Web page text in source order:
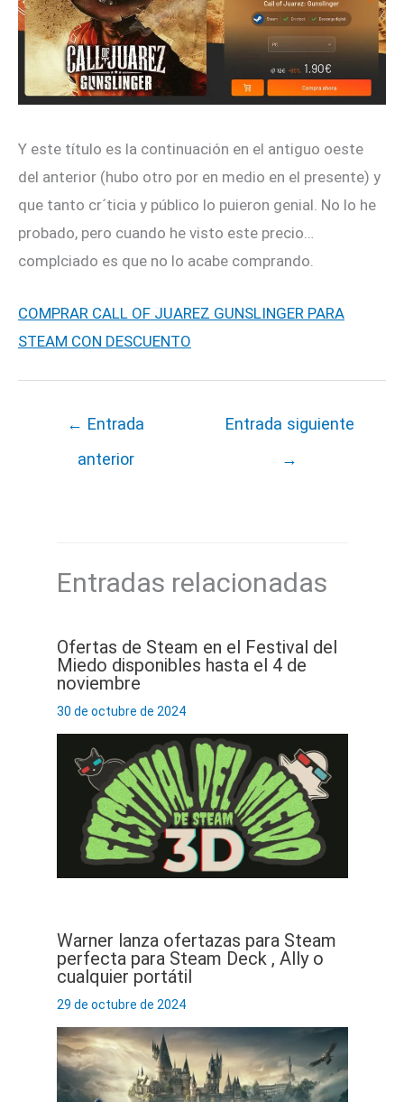
Y este título es la continuación en el antiguo oeste
del anterior (hubo otro por en medio en el presente) y
que tanto cr´ticia y público lo puieron genial. No lo he
probado, pero cuando he visto este precio…
complciado es que no lo acabe comprando.
COMPRAR CALL OF JUAREZ GUNSLINGER PARA
STEAM CON DESCUENTO
← Entrada
anterior
Entrada siguiente
→
Entradas relacionadas
Ofertas de Steam en el Festival del
Miedo disponibles hasta el 4 de
noviembre
30 de octubre de 2024
Warner lanza ofertazas para Steam
perfecta para Steam Deck , Ally o
cualquier portátil
29 de octubre de 2024